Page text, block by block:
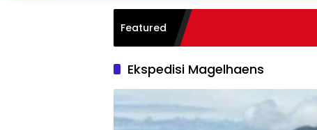
Featured
Ekspedisi Magelhaens